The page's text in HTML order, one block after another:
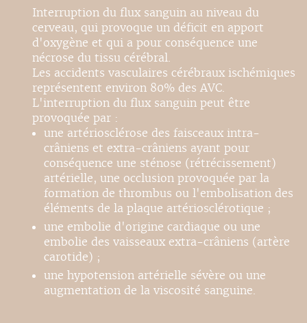
Interruption du flux sanguin au niveau du
cerveau, qui provoque un déficit en apport
d'oxygène et qui a pour conséquence une
nécrose du tissu cérébral.
Les accidents vasculaires cérébraux ischémiques
représentent environ 80% des AVC.
L'interruption du flux sanguin peut être
provoquée par :
une artériosclérose des faisceaux intra-
crâniens et extra-crâniens ayant pour
conséquence une sténose (rétrécissement)
artérielle, une occlusion provoquée par la
formation de thrombus ou l'embolisation des
éléments de la plaque artériosclérotique ;
une embolie d'origine cardiaque ou une
embolie des vaisseaux extra-crâniens (artère
carotide) ;
une hypotension artérielle sévère ou une
augmentation de la viscosité sanguine.